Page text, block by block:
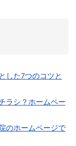
した7つのコツと
ラシ？ホームペー
のホームページで